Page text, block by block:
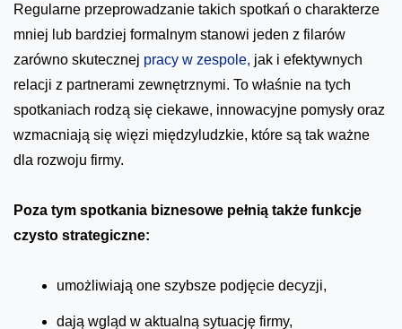
Regularne przeprowadzanie takich spotkań o charakterze
mniej lub bardziej formalnym stanowi jeden z filarów
zarówno skutecznej pracy w zespole, jak i efektywnych
relacji z partnerami zewnętrznymi. To właśnie na tych
spotkaniach rodzą się ciekawe, innowacyjne pomysły oraz
wzmacniają się więzi międzyludzkie, które są tak ważne
dla rozwoju firmy.
Poza tym spotkania biznesowe pełnią także funkcje
czysto strategiczne:
umożliwiają one szybsze podjęcie decyzji,
dają wgląd w aktualną sytuację firmy,